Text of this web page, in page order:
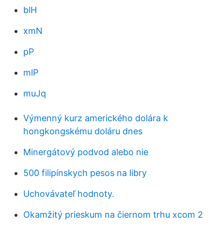
blH
xmN
pP
mlP
muJq
Výmenný kurz amerického dolára k
hongkongskému doláru dnes
Minergátový podvod alebo nie
500 filipínskych pesos na libry
Uchovávateľ hodnoty.
Okamžitý prieskum na čiernom trhu xcom 2